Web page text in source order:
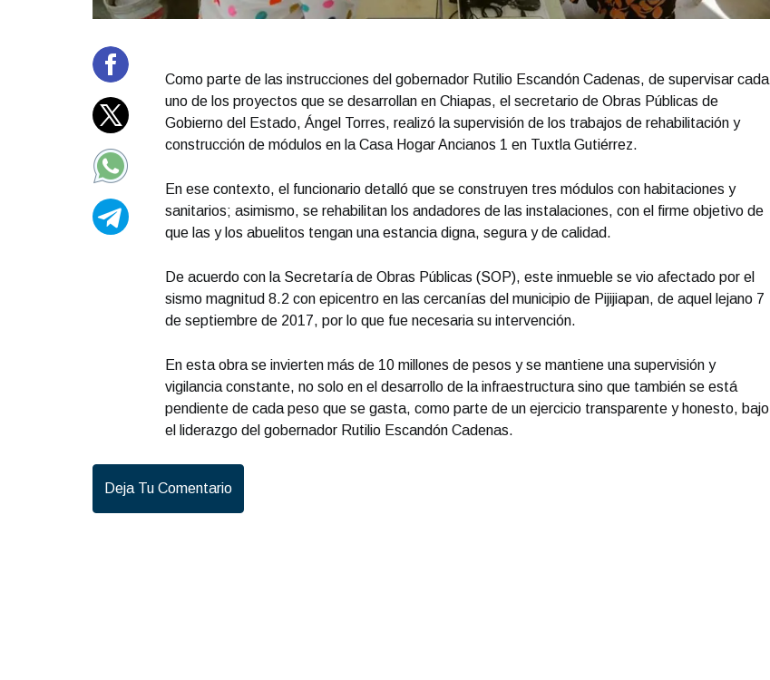
Como parte de las instrucciones del gobernador Rutilio Escandón Cadenas, de supervisar cada
uno de los proyectos que se desarrollan en Chiapas, el secretario de Obras Públicas de
Gobierno del Estado, Ángel Torres, realizó la supervisión de los trabajos de rehabilitación y
construcción de módulos en la Casa Hogar Ancianos 1 en Tuxtla Gutiérrez.
En ese contexto, el funcionario detalló que se construyen tres módulos con habitaciones y
sanitarios; asimismo, se rehabilitan los andadores de las instalaciones, con el firme objetivo de
que las y los abuelitos tengan una estancia digna, segura y de calidad.
De acuerdo con la Secretaría de Obras Públicas (SOP), este inmueble se vio afectado por el
sismo magnitud 8.2 con epicentro en las cercanías del municipio de Pijijiapan, de aquel lejano 7
de septiembre de 2017, por lo que fue necesaria su intervención.
En esta obra se invierten más de 10 millones de pesos y se mantiene una supervisión y
vigilancia constante, no solo en el desarrollo de la infraestructura sino que también se está
pendiente de cada peso que se gasta, como parte de un ejercicio transparente y honesto, bajo
el liderazgo del gobernador Rutilio Escandón Cadenas.
Deja Tu Comentario
Portada Octubre 03